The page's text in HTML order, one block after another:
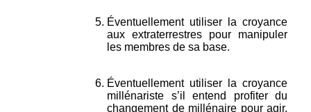
Éventuellement utiliser la croyance
aux extraterrestres pour manipuler
les membres de sa base.
Éventuellement utiliser la croyance
millénariste s’il entend profiter du
changement de millénaire pour agir,